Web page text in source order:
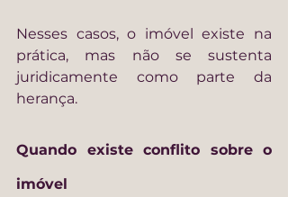
Nesses casos, o imóvel existe na
prática, mas não se sustenta
juridicamente como parte da
herança.
Quando existe conflito sobre o
imóvel